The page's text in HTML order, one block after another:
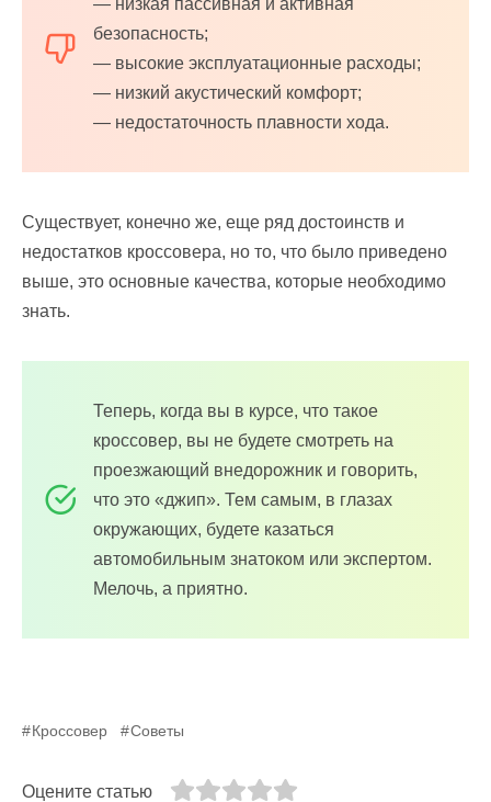
безопасность;
— высокие эксплуатационные расходы;
— низкий акустический комфорт;
— недостаточность плавности хода.
Существует, конечно же, еще ряд достоинств и
недостатков кроссовера, но то, что было приведено
выше, это основные качества, которые необходимо
знать.
Теперь, когда вы в курсе, что такое
кроссовер, вы не будете смотреть на
проезжающий внедорожник и говорить,
что это «джип». Тем самым, в глазах
окружающих, будете казаться
автомобильным знатоком или экспертом.
Мелочь, а приятно.
Кроссовер Советы
Оцените статью